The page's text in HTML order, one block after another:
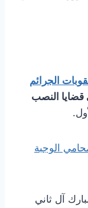
الجرائم
النصب
الوجبة
آل ثاني